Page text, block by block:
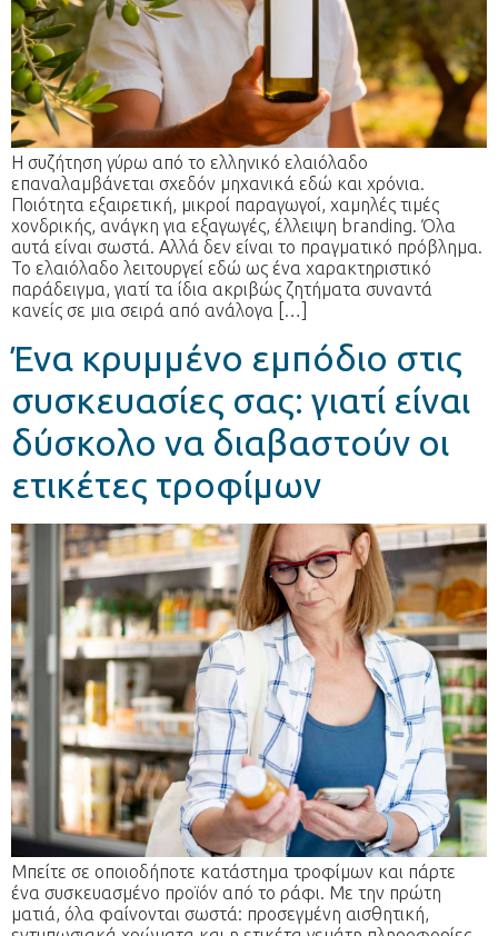
Η συζήτηση γύρω από το ελληνικό ελαιόλαδο
επαναλαμβάνεται σχεδόν μηχανικά εδώ και χρόνια.
Ποιότητα εξαιρετική, μικροί παραγωγοί, χαμηλές τιμές
χονδρικής, ανάγκη για εξαγωγές, έλλειψη branding. Όλα
αυτά είναι σωστά. Αλλά δεν είναι το πραγματικό πρόβλημα.
Το ελαιόλαδο λειτουργεί εδώ ως ένα χαρακτηριστικό
παράδειγμα, γιατί τα ίδια ακριβώς ζητήματα συναντά
κανείς σε μια σειρά από ανάλογα […]
Ένα κρυμμένο εμπόδιο στις
συσκευασίες σας: γιατί είναι
δύσκολο να διαβαστούν οι
ετικέτες τροφίμων
Μπείτε σε οποιοδήποτε κατάστημα τροφίμων και πάρτε
ένα συσκευασμένο προϊόν από το ράφι. Με την πρώτη
ματιά, όλα φαίνονται σωστά: προσεγμένη αισθητική,